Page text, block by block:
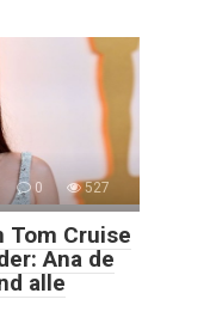
0 527
Tom Cruise
Ana de
alle